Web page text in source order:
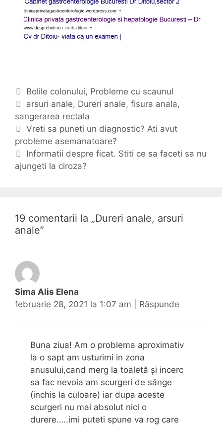
C
a
t
e
g
o
r
Bolile colonului, Probleme cu scaunul
E
t
i
c
h
e
arsuri anale, Dureri anale,fisura anala,
sangerarea rectala
N
a
v
i
e
a
i
c
o
l
Vreti sa puneti un diagnostic? Ati avut
probleme asemanatoare?
Informatii despre ficat. Stiti ce sa faceti sa nu
ajungeti la ciroza?
19 comentarii la „Dureri anale, arsuri
anale”
Sima Alis Elena
februarie 28, 2021 la 1:07 am
Răspunde
Buna ziua! Am o problema aproximativ
la o sapt am usturimi in zona
anusului,cand merg la toaletă și incerc
sa fac nevoia am scurgeri de sânge
(inchis la culoare) iar dupa aceste
scurgeri nu mai absolut nici o
durere…..imi puteti spune va rog care